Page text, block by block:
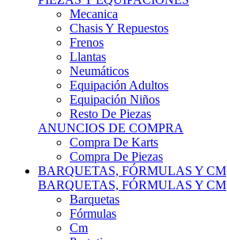
Chasis Y Repuestos
Frenos
Llantas
Neumáticos
Equipación Adultos
Equipación Niños
Resto De Piezas
ANUNCIOS DE COMPRA
Compra De Karts
Compra De Piezas
BARQUETAS, FÓRMULAS Y CM
BARQUETAS, FÓRMULAS Y CM
Barquetas
Fórmulas
Cm
Prototipos
Remolques